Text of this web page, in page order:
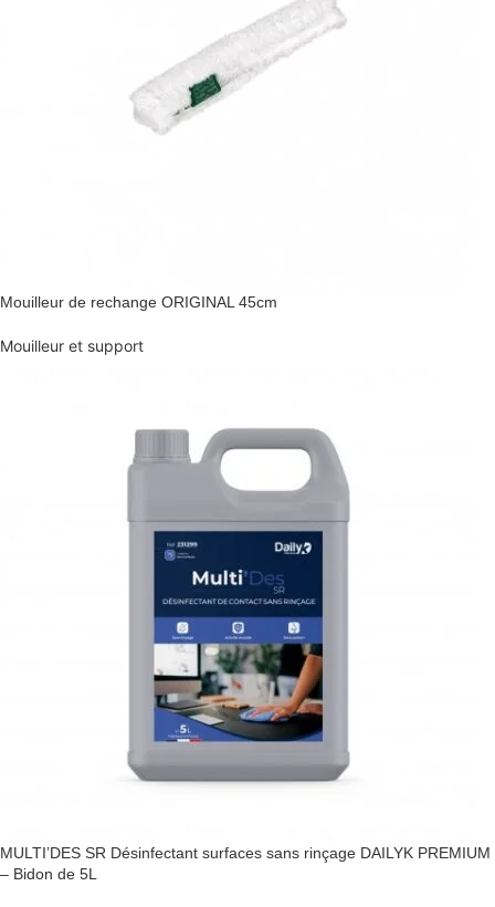
Mouilleur de rechange ORIGINAL 45cm
Mouilleur et support
MULTI’DES SR Désinfectant surfaces sans rinçage DAILYK PREMIUM
– Bidon de 5L